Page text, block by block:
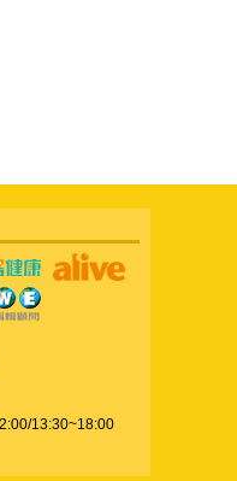
13:30~18:00